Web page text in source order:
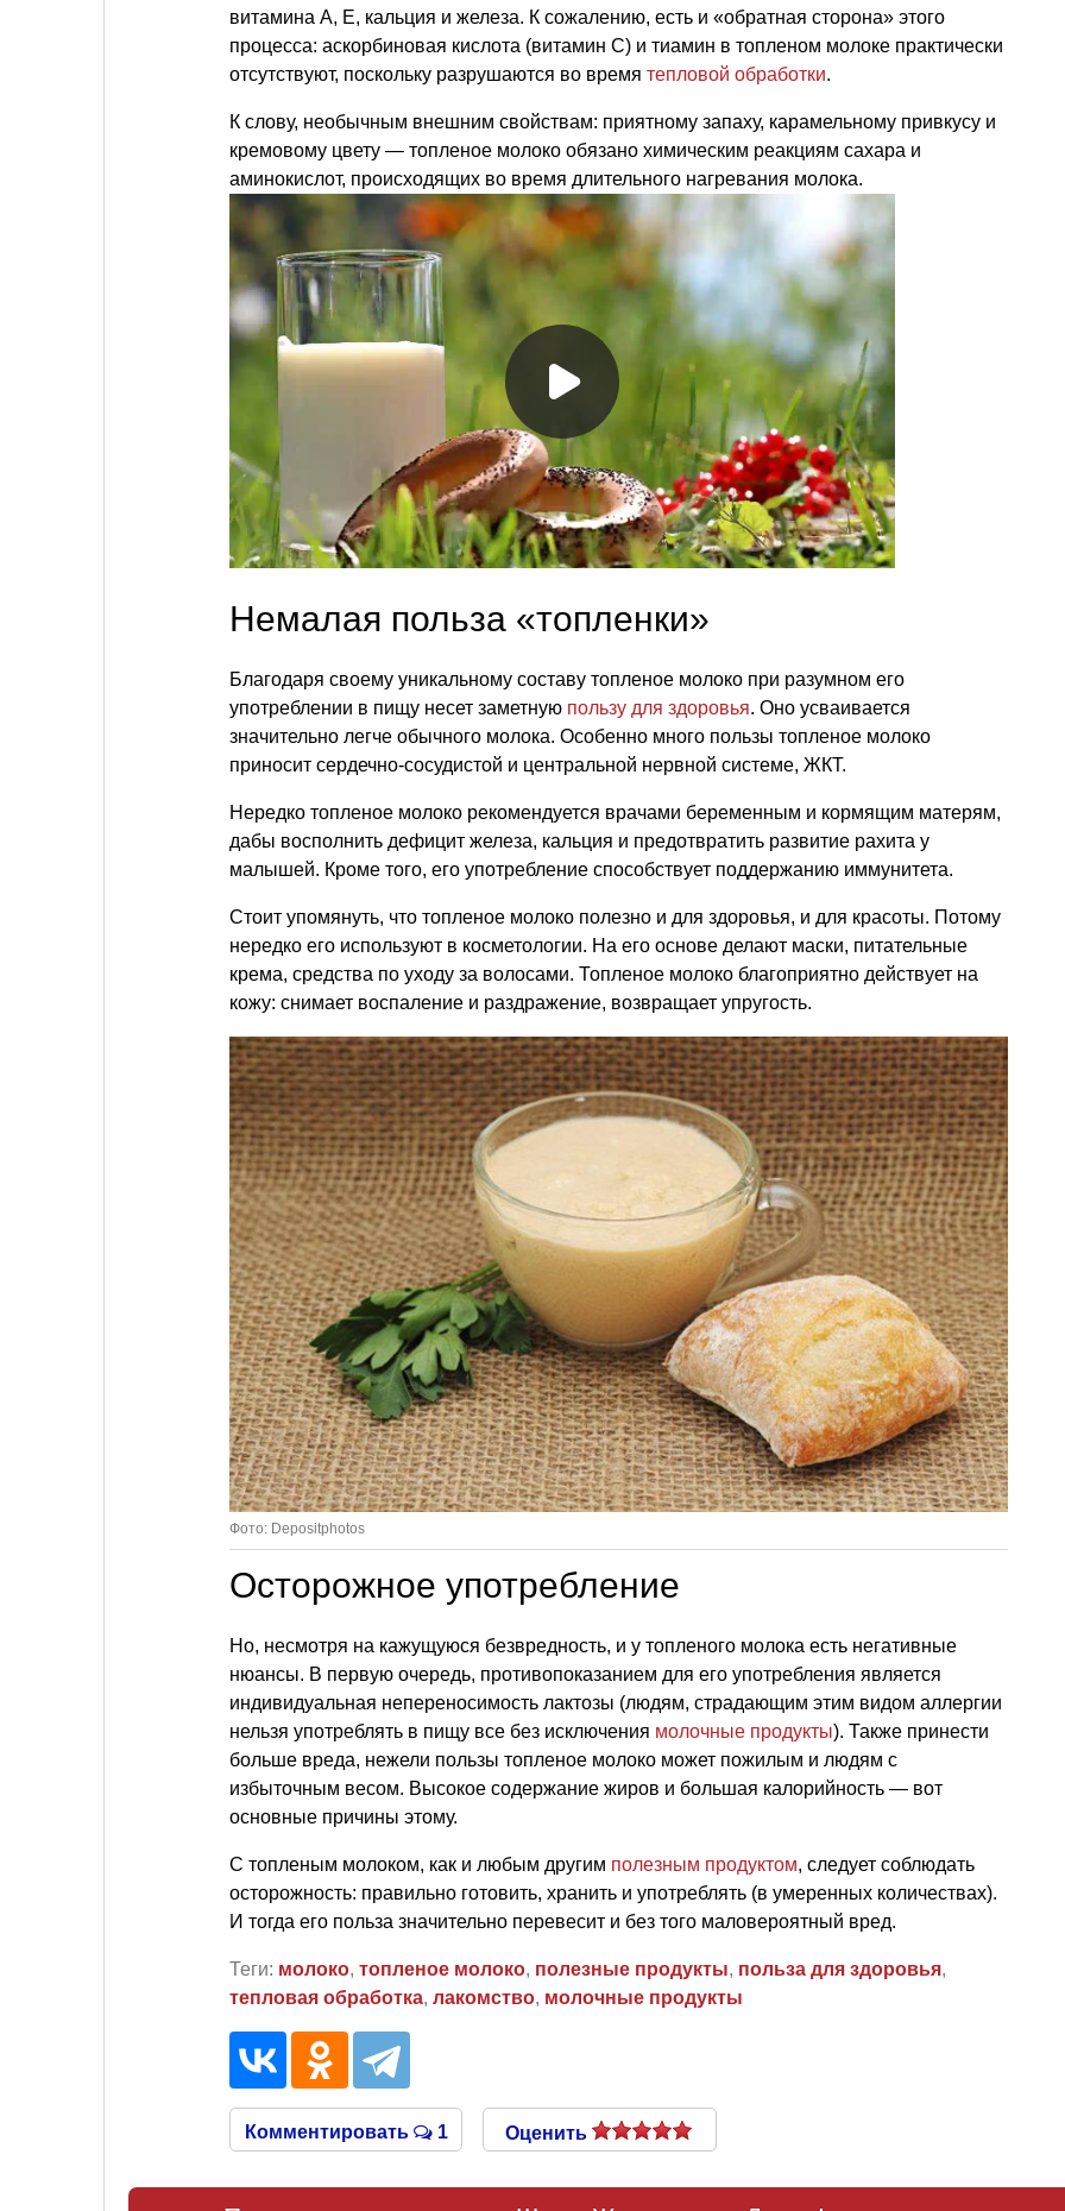
витамина А, Е, кальция и железа. К сожалению, есть и «обратная сторона» этого
процесса: аскорбиновая кислота (витамин С) и тиамин в топленом молоке практически
отсутствуют, поскольку разрушаются во время тепловой обработки.
К слову, необычным внешним свойствам: приятному запаху, карамельному привкусу и
кремовому цвету — топленое молоко обязано химическим реакциям сахара и
аминокислот, происходящих во время длительного нагревания молока.
Немалая польза «топленки»
Благодаря своему уникальному составу топленое молоко при разумном его
употреблении в пищу несет заметную пользу для здоровья. Оно усваивается
значительно легче обычного молока. Особенно много пользы топленое молоко
приносит сердечно-сосудистой и центральной нервной системе, ЖКТ.
Нередко топленое молоко рекомендуется врачами беременным и кормящим матерям,
дабы восполнить дефицит железа, кальция и предотвратить развитие рахита у
малышей. Кроме того, его употребление способствует поддержанию иммунитета.
Стоит упомянуть, что топленое молоко полезно и для здоровья, и для красоты. Потому
нередко его используют в косметологии. На его основе делают маски, питательные
крема, средства по уходу за волосами. Топленое молоко благоприятно действует на
кожу: снимает воспаление и раздражение, возвращает упругость.
Фото: Depositphotos
Осторожное употребление
Но, несмотря на кажущуюся безвредность, и у топленого молока есть негативные
нюансы. В первую очередь, противопоказанием для его употребления является
индивидуальная непереносимость лактозы (людям, страдающим этим видом аллергии
нельзя употреблять в пищу все без исключения молочные продукты). Также принести
больше вреда, нежели пользы топленое молоко может пожилым и людям с
избыточным весом. Высокое содержание жиров и большая калорийность — вот
основные причины этому.
С топленым молоком, как и любым другим полезным продуктом, следует соблюдать
осторожность: правильно готовить, хранить и употреблять (в умеренных количествах).
И тогда его польза значительно перевесит и без того маловероятный вред.
Теги: молоко, топленое молоко, полезные продукты, польза для здоровья,
тепловая обработка, лакомство, молочные продукты
Комментировать 1 Оценить